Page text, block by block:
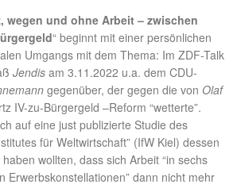
wegen und ohne Arbeit – zwischen
“ beginnt mit einer persönlichen
Umgangs mit dem Thema: Im ZDF-Talk
Jendis am 3.11.2022 u.a. dem CDU-
gegenüber, der gegen die von Olaf
IV-zu-Bürgergeld –Reform “wetterte”.
auf eine just publizierte Studie des
für Weltwirtschaft” (IfW Kiel) dessen
wollten, dass sich Arbeit “in sechs
Erwerbskonstellationen” dann nicht mehr